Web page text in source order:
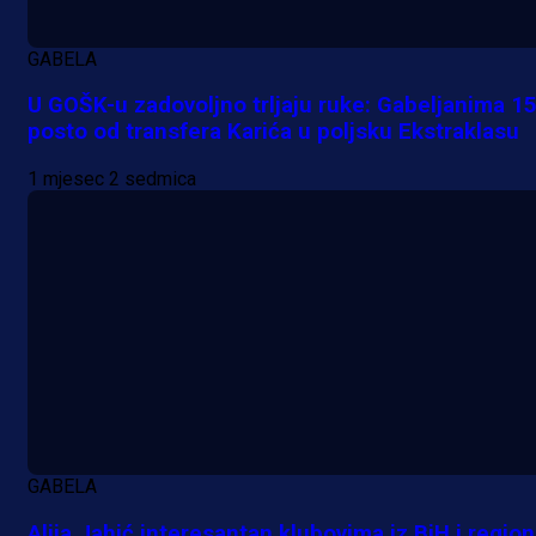
evropska takmičenja i preuzmi
bonus dobrodošlice!
GABELA
U GOŠK-u zadovoljno trljaju ruke: Gabeljanima 15
posto od transfera Karića u poljsku Ekstraklasu
1 mjesec 2 sedmica
GABELA